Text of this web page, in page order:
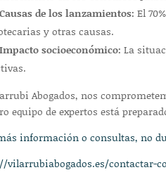
Causas de los lanzamientos: El
y otras causas.
Impacto socioeconómico: La
Abogados, nos
equipo de expertos está
información o consultas, no
vilarrubiabogados.es/contactar-